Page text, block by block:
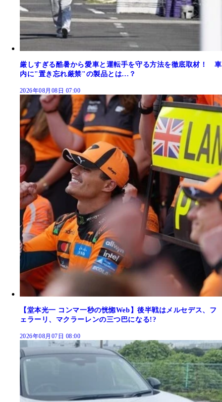
厳しすぎる酷暑から愛車と運転手を守る方法を徹底取材！ 車
内に"置き忘れ厳禁"の製品とは...？
2026年08月08日 07:00
【堂本光一 コンマ一秒の恍惚Web】後半戦はメルセデス、フ
ェラーリ、マクラーレンの三つ巴になる!?
2026年08月07日 08:00